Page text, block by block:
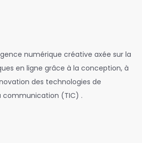
numérique créative axée sur la
en ligne grâce à la conception, à
des technologies de
communication (TIC) .